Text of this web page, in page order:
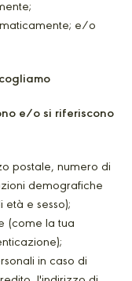
e/o
e/o si riferiscono
postale, numero di
demografiche
e sesso);
(come la tua
in caso di